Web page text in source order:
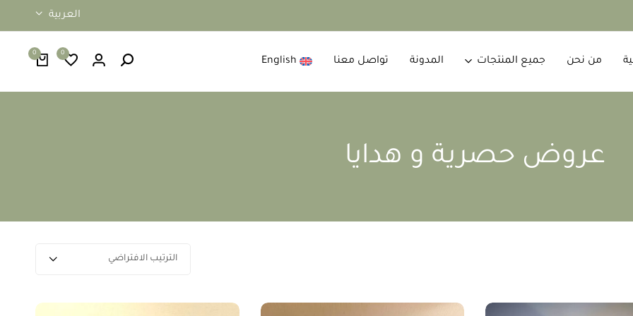
العربية
من نحن جميع المنتجات المدونة تواصل معنا English
0
0
عروض حصرية و هدايا
الترتيب الافتراضي